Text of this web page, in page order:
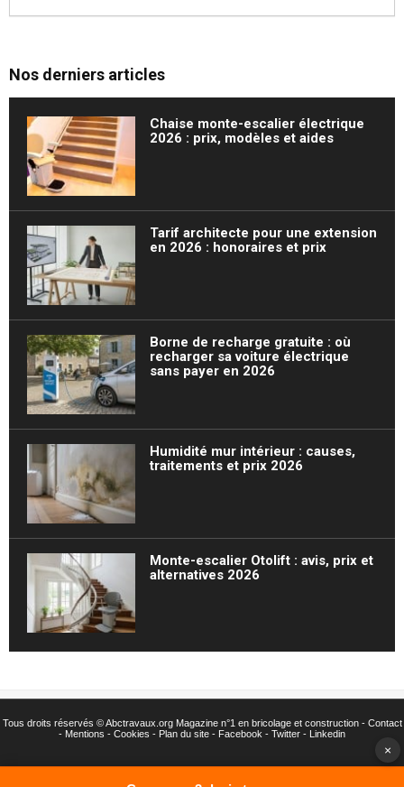
Nos derniers articles
Chaise monte-escalier électrique
2026 : prix, modèles et aides
Tarif architecte pour une extension
en 2026 : honoraires et prix
Borne de recharge gratuite : où
recharger sa voiture électrique
sans payer en 2026
Humidité mur intérieur : causes,
traitements et prix 2026
Monte-escalier Otolift : avis, prix et
alternatives 2026
Tous droits réservés ©Abctravaux.org Magazine n°1 en bricolage et construction - Contact
- Mentions - Cookies - Plan du site - Facebook - Twitter - Linkedin
×